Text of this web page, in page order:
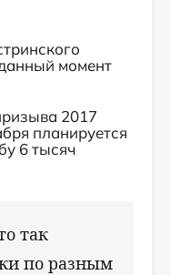
момент
2017
планируется
6 тысяч
так
по разным